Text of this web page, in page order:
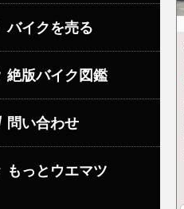
バイクを売る
絶版バイク図鑑
問い合わせ
もっとウエマツ